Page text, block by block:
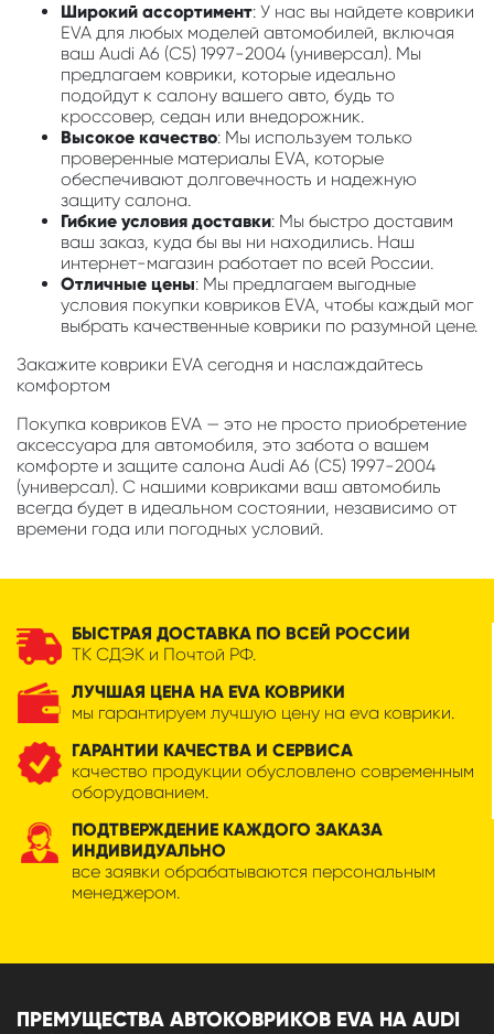
Широкий ассортимент: У нас вы найдете коврики
EVA для любых моделей автомобилей, включая
ваш Audi A6 (C5) 1997-2004 (универсал). Мы
предлагаем коврики, которые идеально
подойдут к салону вашего авто, будь то
кроссовер, седан или внедорожник.
Высокое качество: Мы используем только
проверенные материалы EVA, которые
обеспечивают долговечность и надежную
защиту салона.
Гибкие условия доставки: Мы быстро доставим
ваш заказ, куда бы вы ни находились. Наш
интернет-магазин работает по всей России.
Отличные цены: Мы предлагаем выгодные
условия покупки ковриков EVA, чтобы каждый мог
выбрать качественные коврики по разумной цене.
Закажите коврики EVA сегодня и наслаждайтесь
комфортом
Покупка ковриков EVA — это не просто приобретение
аксессуара для автомобиля, это забота о вашем
комфорте и защите салона Audi A6 (C5) 1997-2004
(универсал). С нашими ковриками ваш автомобиль
всегда будет в идеальном состоянии, независимо от
времени года или погодных условий.
БЫСТРАЯ ДОСТАВКА ПО ВСЕЙ РОССИИ
ТК СДЭК и Почтой РФ.
ЛУЧШАЯ ЦЕНА НА EVA КОВРИКИ
мы гарантируем лучшую цену на eva коврики.
ГАРАНТИИ КАЧЕСТВА И СЕРВИСА
качество продукции обусловлено современным
оборудованием.
ПОДТВЕРЖДЕНИЕ КАЖДОГО ЗАКАЗА
ИНДИВИДУАЛЬНО
все заявки обрабатываются персональным
менеджером.
ПРЕМУЩЕСТВА АВТОКОВРИКОВ EVA НА AUDI